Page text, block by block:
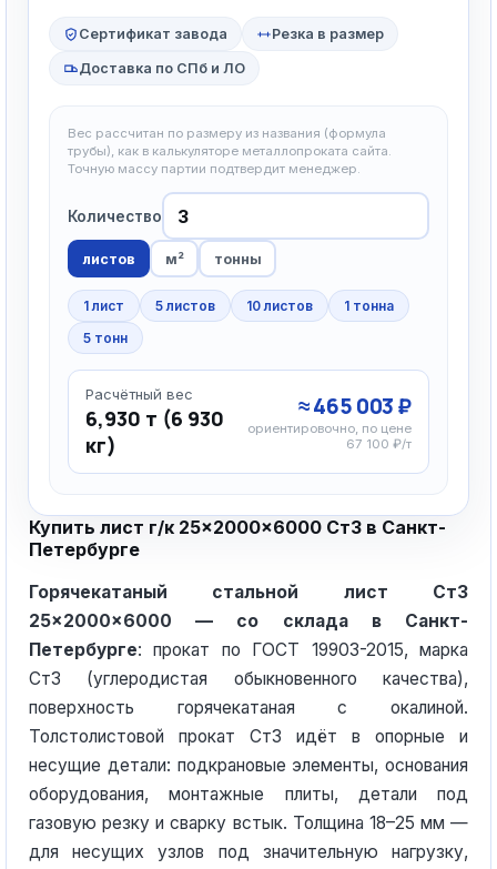
Сертификат завода Резка в размер
Доставка по СПб и ЛО
Вес рассчитан по размеру из названия (формула
трубы), как в калькуляторе металлопроката сайта.
Точную массу партии подтвердит менеджер.
Количество
листов м² тонны
1 лист 5 листов 10 листов
1 тонна
5 тонн
Расчётный вес
6,930 т (6 930
кг)
≈ 465 003 ₽
ориентировочно, по цене
67 100 ₽/т
Купить лист г/к 25×2000×6000 Ст3 в Санкт-
Петербурге
Горячекатаный стальной лист Ст3
25×2000×6000 — со склада в Санкт-
Петербурге: прокат по ГОСТ 19903-2015, марка
Ст3 (углеродистая обыкновенного качества),
поверхность горячекатаная с окалиной.
Толстолистовой прокат Ст3 идёт в опорные и
несущие детали: подкрановые элементы, основания
оборудования, монтажные плиты, детали под
газовую резку и сварку встык. Толщина 18–25 мм —
для несущих узлов под значительную нагрузку,